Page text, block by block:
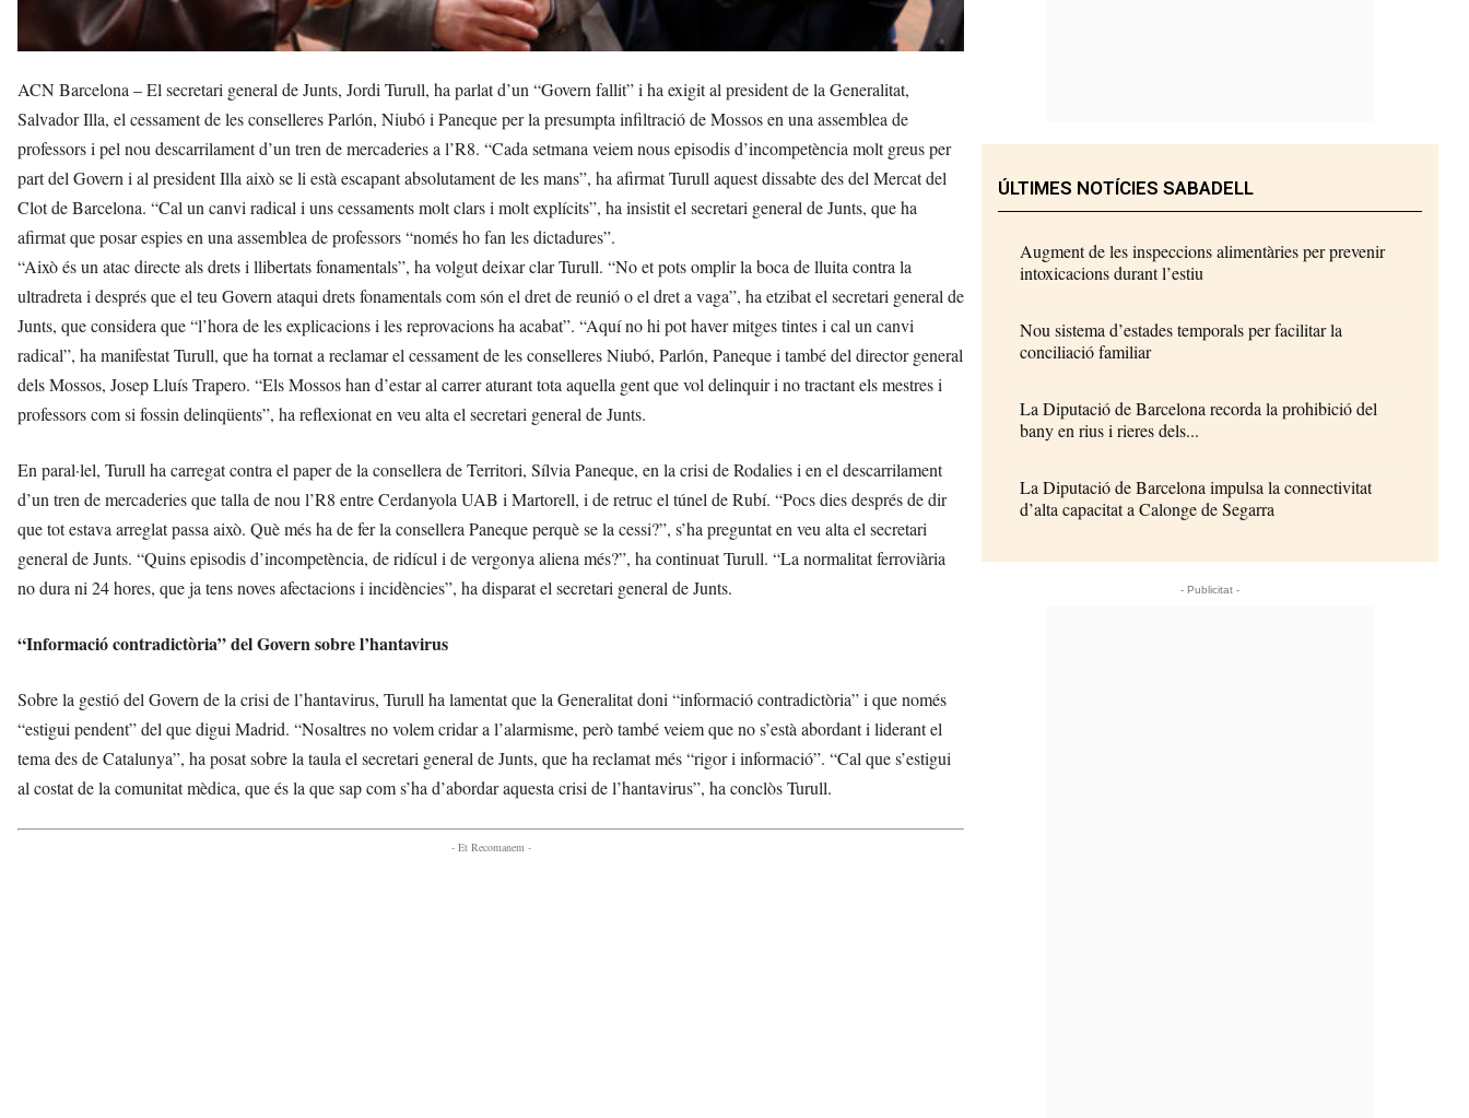
ACN Barcelona – El secretari general de Junts, Jordi Turull, ha parlat d’un “Govern fallit” i ha exigit al president de la Generalitat,
Salvador Illa, el cessament de les conselleres Parlón, Niubó i Paneque per la presumpta infiltració de Mossos en una assemblea de
professors i pel nou descarrilament d’un tren de mercaderies a l’R8. “Cada setmana veiem nous episodis d’incompetència molt greus per
part del Govern i al president Illa això se li està escapant absolutament de les mans”, ha afirmat Turull aquest dissabte des del Mercat del
Clot de Barcelona. “Cal un canvi radical i uns cessaments molt clars i molt explícits”, ha insistit el secretari general de Junts, que ha
afirmat que posar espies en una assemblea de professors “només ho fan les dictadures”.
“Això és un atac directe als drets i llibertats fonamentals”, ha volgut deixar clar Turull. “No et pots omplir la boca de lluita contra la
ultradreta i després que el teu Govern ataqui drets fonamentals com són el dret de reunió o el dret a vaga”, ha etzibat el secretari general de
Junts, que considera que “l’hora de les explicacions i les reprovacions ha acabat”. “Aquí no hi pot haver mitges tintes i cal un canvi
radical”, ha manifestat Turull, que ha tornat a reclamar el cessament de les conselleres Niubó, Parlón, Paneque i també del director general
dels Mossos, Josep Lluís Trapero. “Els Mossos han d’estar al carrer aturant tota aquella gent que vol delinquir i no tractant els mestres i
professors com si fossin delinqüents”, ha reflexionat en veu alta el secretari general de Junts.
En paral·lel, Turull ha carregat contra el paper de la consellera de Territori, Sílvia Paneque, en la crisi de Rodalies i en el descarrilament
d’un tren de mercaderies que talla de nou l’R8 entre Cerdanyola UAB i Martorell, i de retruc el túnel de Rubí. “Pocs dies després de dir
que tot estava arreglat passa això. Què més ha de fer la consellera Paneque perquè se la cessi?”, s’ha preguntat en veu alta el secretari
general de Junts. “Quins episodis d’incompetència, de ridícul i de vergonya aliena més?”, ha continuat Turull. “La normalitat ferroviària
no dura ni 24 hores, que ja tens noves afectacions i incidències”, ha disparat el secretari general de Junts.
“Informació contradictòria” del Govern sobre l’hantavirus
Sobre la gestió del Govern de la crisi de l’hantavirus, Turull ha lamentat que la Generalitat doni “informació contradictòria” i que només
“estigui pendent” del que digui Madrid. “Nosaltres no volem cridar a l’alarmisme, però també veiem que no s’està abordant i liderant el
tema des de Catalunya”, ha posat sobre la taula el secretari general de Junts, que ha reclamat més “rigor i informació”. “Cal que s’estigui
al costat de la comunitat mèdica, que és la que sap com s’ha d’abordar aquesta crisi de l’hantavirus”, ha conclòs Turull.
- Et Recomanem -
ÚLTIMES NOTÍCIES SABADELL
Augment de les inspeccions alimentàries per prevenir
intoxicacions durant l’estiu
Nou sistema d’estades temporals per facilitar la
conciliació familiar
La Diputació de Barcelona recorda la prohibició del
bany en rius i rieres dels...
La Diputació de Barcelona impulsa la connectivitat
d’alta capacitat a Calonge de Segarra
- Publicitat -